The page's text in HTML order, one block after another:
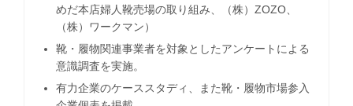
めだ本店婦人靴売場の取り組み、（株）ZOZO、
（株）ワークマン）
靴・履物関連事業者を対象としたアンケートによる
意識調査を実施。
有力企業のケーススタディ、また靴・履物市場参入